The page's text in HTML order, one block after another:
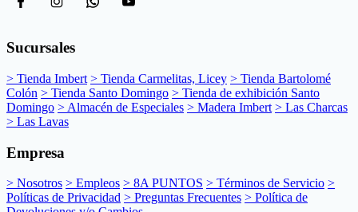
Sucursales
> Tienda Imbert > Tienda Carmelitas, Licey > Tienda Bartolomé
Colón > Tienda Santo Domingo > Tienda de exhibición Santo
Domingo > Almacén de Especiales > Madera Imbert > Las Charcas
> Las Lavas
Empresa
> Nosotros > Empleos > 8A PUNTOS > Términos de Servicio >
Políticas de Privacidad > Preguntas Frecuentes > Política de